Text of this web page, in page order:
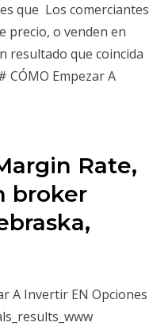
que Los comerciantes
precio, o venden en
resultado que coincida
Empezar A
Rate,
broker
A Invertir EN Opciones